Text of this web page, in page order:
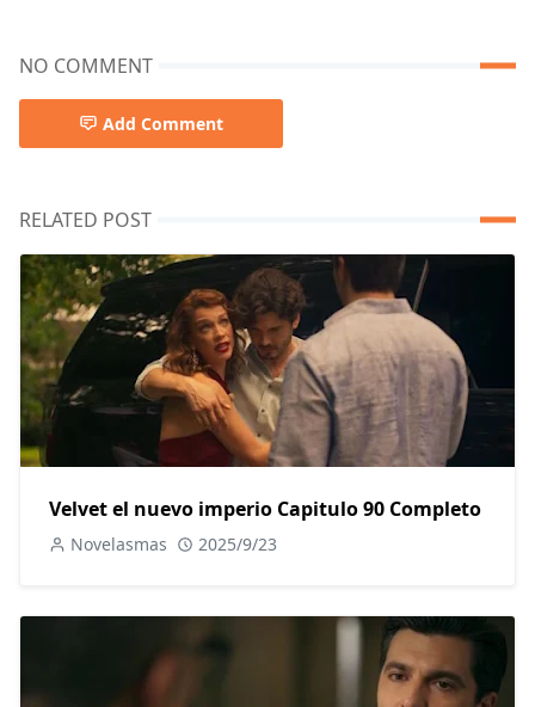
NO COMMENT
Add Comment
RELATED POST
Velvet el nuevo imperio Capitulo 90 Completo
Novelasmas 2025/9/23